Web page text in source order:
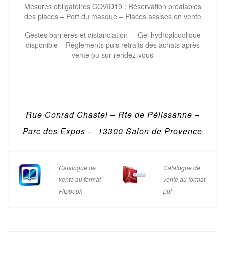
Mesures obligatoires COVID19 : Réservation préalables
des places – Port du masque – Places assises en vente
Gestes barrières et distanciation – Gel hydroalcoolique
disponible – Règlements puis retraits des achats après
vente ou sur rendez-vous
Rue Conrad Chastel – Rte de Pélissanne –
Parc des Expos – 13300 Salon de Provence
Catalogue de
vente au format
Flipbook
Catalogue de
vente au format
pdf